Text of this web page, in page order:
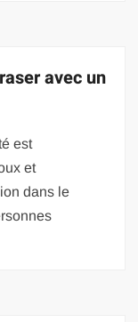
avec un
est
et
dans le